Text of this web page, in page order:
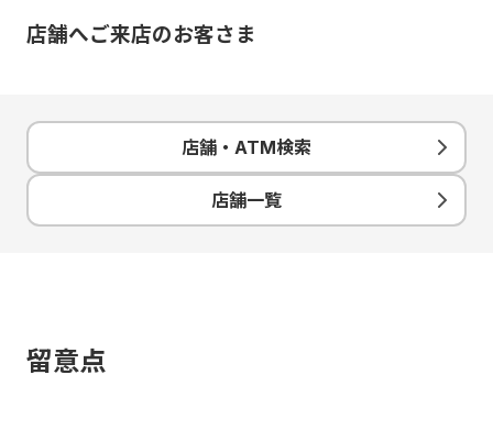
店舗へご来店のお客さま
店舗・ATM検索
店舗一覧
留意点